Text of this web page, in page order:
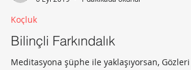
6 Eyl 2019
Koçluk
Bilinçli Farkındalık